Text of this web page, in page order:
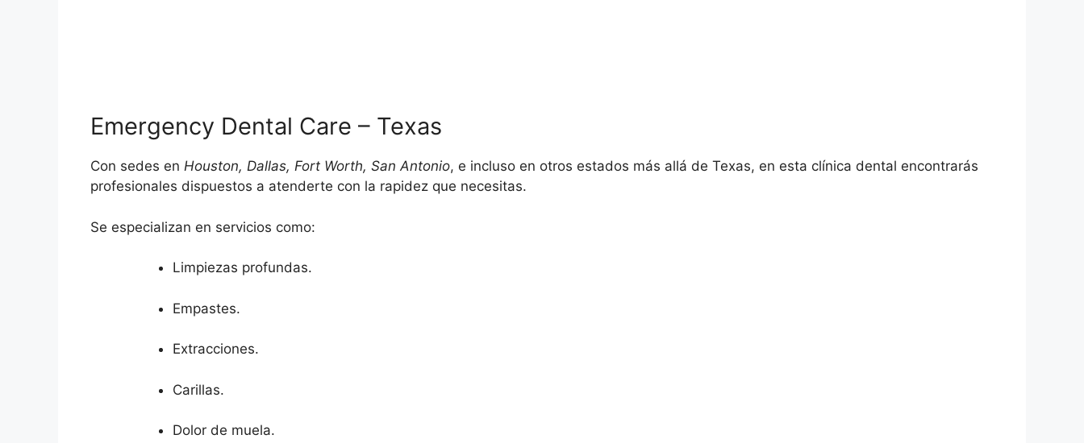
Emergency Dental Care – Texas
Con sedes en Houston, Dallas, Fort Worth, San Antonio, e incluso en otros estados más allá de Texas, en esta clínica dental encontrarás
profesionales dispuestos a atenderte con la rapidez que necesitas.
Se especializan en servicios como:
Limpiezas profundas.
Empastes.
Extracciones.
Carillas.
Dolor de muela.